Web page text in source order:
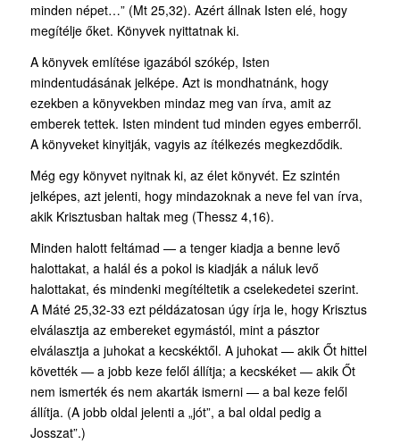
minden népet…” (Mt 25,32). Azért állnak Isten elé, hogy
megítélje őket. Könyvek nyittatnak ki.
A könyvek említése igazából szókép, Isten
mindentudásának jelképe. Azt is mondhatnánk, hogy
ezekben a könyvekben mindaz meg van írva, amit az
emberek tettek. Isten mindent tud minden egyes emberről.
A könyveket kinyitják, vagyis az ítélkezés megkezdődik.
Még egy könyvet nyitnak ki, az élet könyvét. Ez szintén
jelképes, azt jelenti, hogy mindazoknak a neve fel van írva,
akik Krisztusban haltak meg (Thessz 4,16).
Minden halott feltámad — a tenger kiadja a benne levő
halottakat, a halál és a pokol is kiadják a náluk levő
halottakat, és mindenki megítéltetik a cselekedetei szerint.
A Máté 25,32-33 ezt példázatosan úgy írja le, hogy Krisztus
elválasztja az embereket egymástól, mint a pásztor
elválasztja a juhokat a kecskéktől. A juhokat — akik Őt hittel
követték — a jobb keze felől állítja; a kecskéket — akik Őt
nem ismerték és nem akarták ismerni — a bal keze felől
állítja. (A jobb oldal jelenti a „jót”, a bal oldal pedig a
Josszat”.)